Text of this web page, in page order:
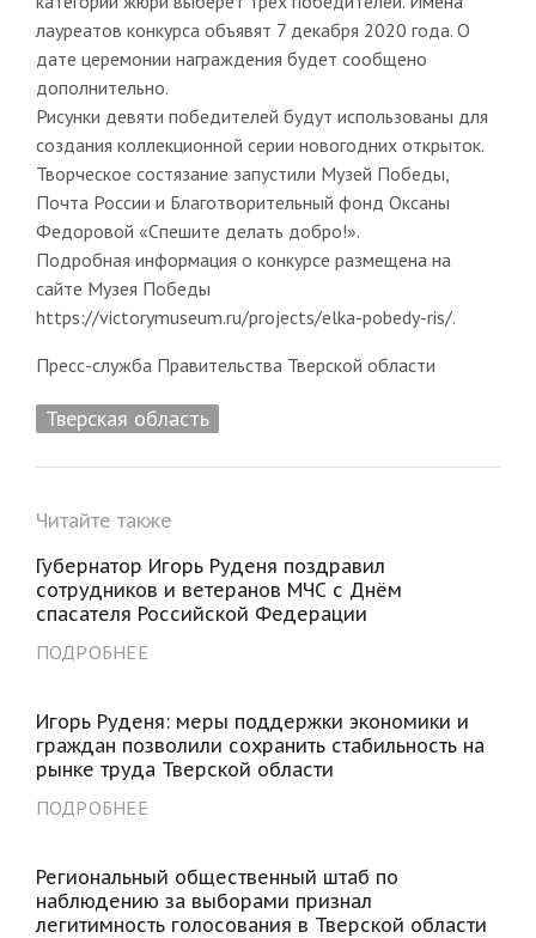
лауреатов конкурса объявят 7 декабря 2020 года. О
дате церемонии награждения будет сообщено
дополнительно.
Рисунки девяти победителей будут использованы для
создания коллекционной серии новогодних открыток.
Творческое состязание запустили Музей Победы,
Почта России и Благотворительный фонд Оксаны
Федоровой «Спешите делать добро!».
Подробная информация о конкурсе размещена на
сайте Музея Победы
https://victorymuseum.ru/projects/elka-pobedy-ris/.
Пресс-служба Правительства Тверской области
Тверская область
Читайте также
Губернатор Игорь Руденя поздравил
сотрудников и ветеранов МЧС с Днём
спасателя Российской Федерации
ПОДРОБНЕЕ
Игорь Руденя: меры поддержки экономики и
граждан позволили сохранить стабильность на
рынке труда Тверской области
ПОДРОБНЕЕ
Региональный общественный штаб по
наблюдению за выборами признал
легитимность голосования в Тверской области